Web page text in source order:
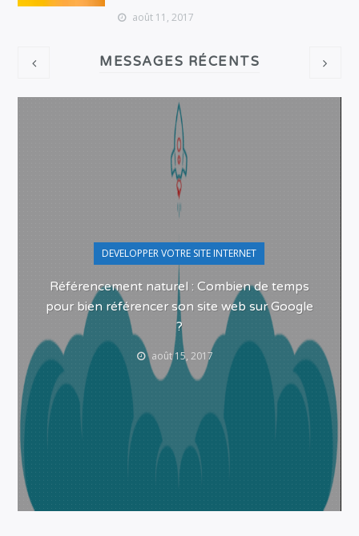
août 11, 2017
MESSAGES RÉCENTS
DEVELOPPER VOTRE SITE INTERNET
Référencement naturel : Combien de temps
pour bien référencer son site web sur Google
?
août 15, 2017